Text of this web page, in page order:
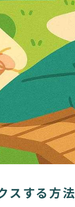
スする方法